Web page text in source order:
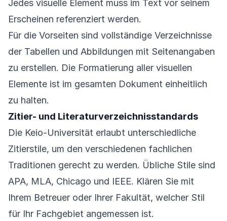
Jedes visuelle Element muss im Text vor seinem
Erscheinen referenziert werden.
Für die Vorseiten sind vollständige Verzeichnisse
der Tabellen und Abbildungen mit Seitenangaben
zu erstellen. Die Formatierung aller visuellen
Elemente ist im gesamten Dokument einheitlich
zu halten.
Zitier- und Literaturverzeichnisstandards
Die Keio-Universität erlaubt unterschiedliche
Zitierstile, um den verschiedenen fachlichen
Traditionen gerecht zu werden. Übliche Stile sind
APA, MLA, Chicago und IEEE. Klären Sie mit
Ihrem Betreuer oder Ihrer Fakultät, welcher Stil
für Ihr Fachgebiet angemessen ist.